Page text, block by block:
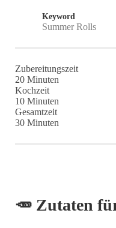
Keyword
Summer Rolls
Zubereitungszeit
20Minuten
Minuten
Kochzeit
10Minuten
Minuten
Gesamtzeit
30Minuten
Minuten
🥕 Zutaten